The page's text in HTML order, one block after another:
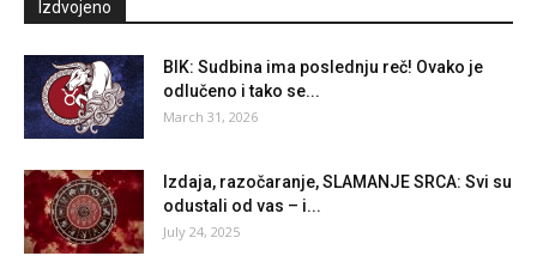
Izdvojeno
BIK: Sudbina ima poslednju reč! Ovako je
odlučeno i tako se...
March 31, 2026
Izdaja, razočaranje, SLAMANJE SRCA: Svi su
odustali od vas – i...
July 24, 2025